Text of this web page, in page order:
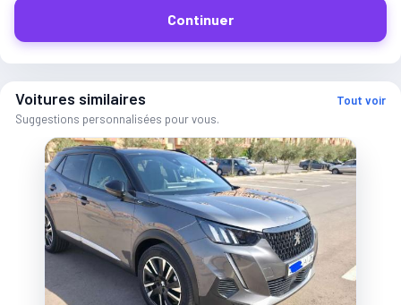
Continuer
Voitures similaires
Suggestions personnalisées pour vous.
Tout voir